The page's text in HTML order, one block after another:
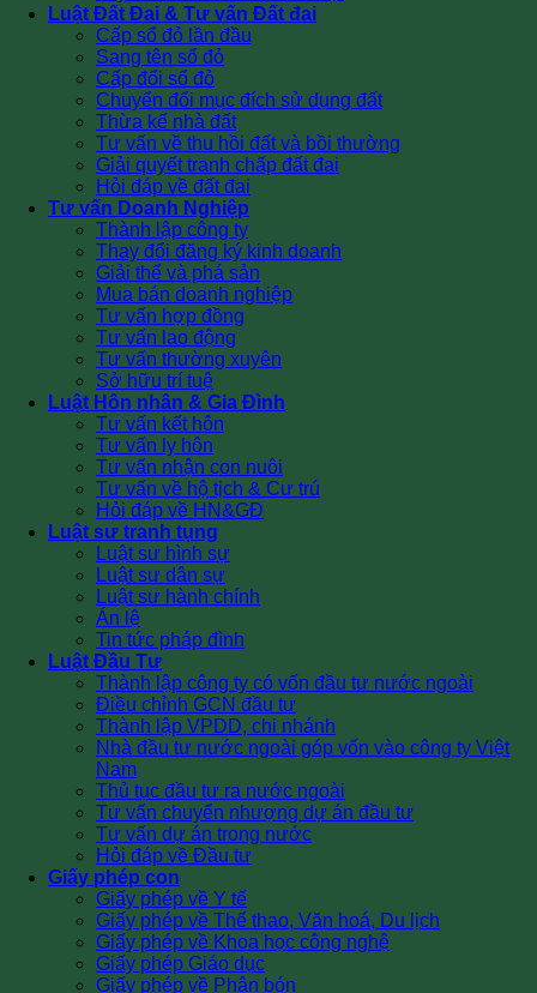
Luật Đất Đai & Tư vấn Đất đai
Cấp sổ đỏ lần đầu
Sang tên sổ đỏ
Cấp đổi sổ đỏ
Chuyển đổi mục đích sử dụng đất
Thừa kế nhà đất
Tư vấn về thu hồi đất và bồi thường
Giải quyết tranh chấp đất đai
Hỏi đáp về đất đai
Tư vấn Doanh Nghiệp
Thành lập công ty
Thay đổi đăng ký kinh doanh
Giải thể và phá sản
Mua bán doanh nghiệp
Tư vấn hợp đồng
Tư vấn lao động
Tư vấn thường xuyên
Sở hữu trí tuệ
Luật Hôn nhân & Gia Đình
Tư vấn kết hôn
Tư vấn ly hôn
Tư vấn nhận con nuôi
Tư vấn về hộ tịch & Cư trú
Hỏi đáp về HN&GĐ
Luật sư tranh tụng
Luật sư hình sự
Luật sư dân sự
Luật sư hành chính
Án lệ
Tin tức pháp đình
Luật Đầu Tư
Thành lập công ty có vốn đầu tư nước ngoài
Điều chỉnh GCN đầu tư
Thành lập VPDD, chi nhánh
Nhà đầu tư nước ngoài góp vốn vào công ty Việt
Nam
Thủ tục đầu tư ra nước ngoài
Tư vấn chuyển nhượng dự án đầu tư
Tư vấn dự án trong nước
Hỏi đáp về Đầu tư
Giấy phép con
Giấy phép về Y tế
Giấy phép về Thể thao, Văn hoá, Du lịch
Giấy phép về Khoa học công nghệ
Giấy phép Giáo dục
Giấy phép về Phân bón